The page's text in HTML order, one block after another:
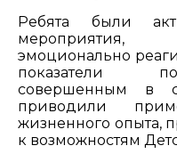
Ребята были
мероприятия,
эмоционально
показатели
совершенным в
приводили
жизненного опыта,
к возможностям